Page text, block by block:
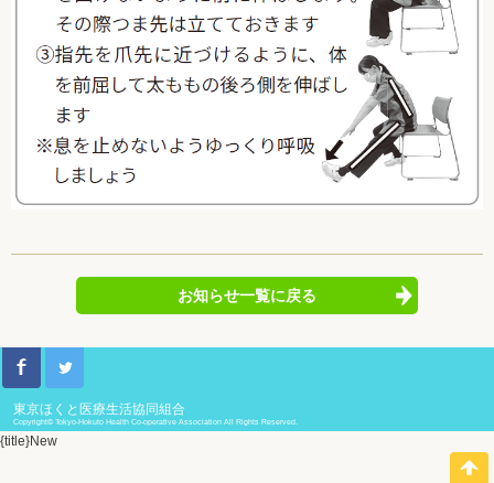
お知らせ一覧に戻る
東京ほくと医療生活協同組合
Copyright© Tokyo-Hokuto Health Co-operative Association All Rights Reserved.
{title}New